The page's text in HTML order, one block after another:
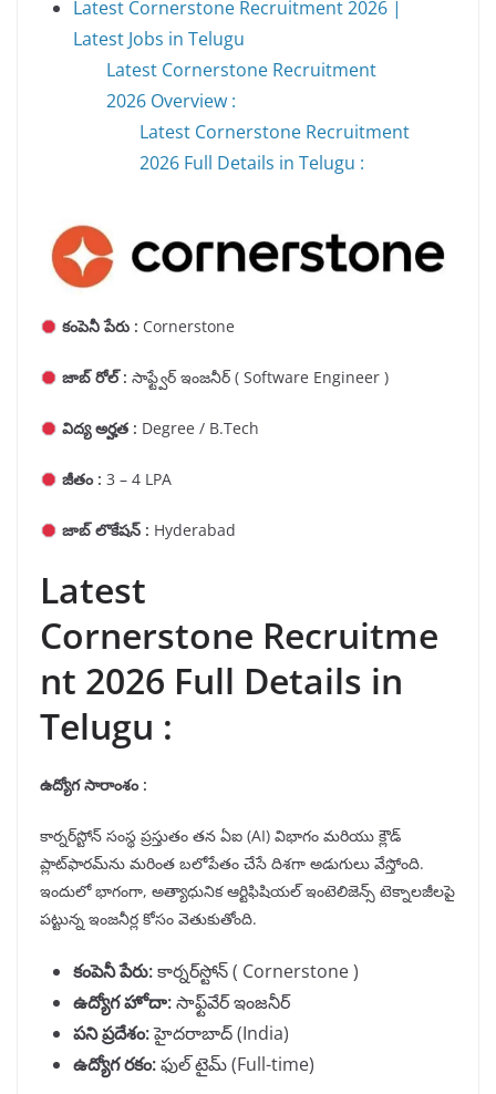
Latest Cornerstone Recruitment 2026 |
Latest Jobs in Telugu
Latest Cornerstone Recruitment
2026 Overview :
Latest Cornerstone Recruitment
2026 Full Details in Telugu :
కంపెనీ పేరు : Cornerstone
జాబ్ రోల్ : సాఫ్ట్వేర్ ఇంజనీర్ ( Software Engineer )
విద్య అర్హత : Degree / B.Tech
జీతం : 3 – 4 LPA
జాబ్ లొకేషన్ : Hyderabad
Latest
Cornerstone Recruitme
nt 2026 Full Details in
Telugu :
ఉద్యోగ సారాంశం :
కార్నర్‌స్టోన్ సంస్థ ప్రస్తుతం తన ఏఐ (AI) విభాగం మరియు క్లౌడ్
ప్లాట్‌ఫారమ్‌ను మరింత బలోపేతం చేసే దిశగా అడుగులు వేస్తోంది.
ఇందులో భాగంగా, అత్యాధునిక ఆర్టిఫిషియల్ ఇంటెలిజెన్స్ టెక్నాలజీలపై
పట్టున్న ఇంజనీర్ల కోసం వెతుకుతోంది.
కంపెనీ పేరు:కార్నర్‌స్టోన్ ( Cornerstone )
ఉద్యోగ హోదా:సాఫ్ట్‌వేర్ ఇంజనీర్
పని ప్రదేశం:హైదరాబాద్ (India)
ఉద్యోగ రకం:ఫుల్ టైమ్ (Full-time)